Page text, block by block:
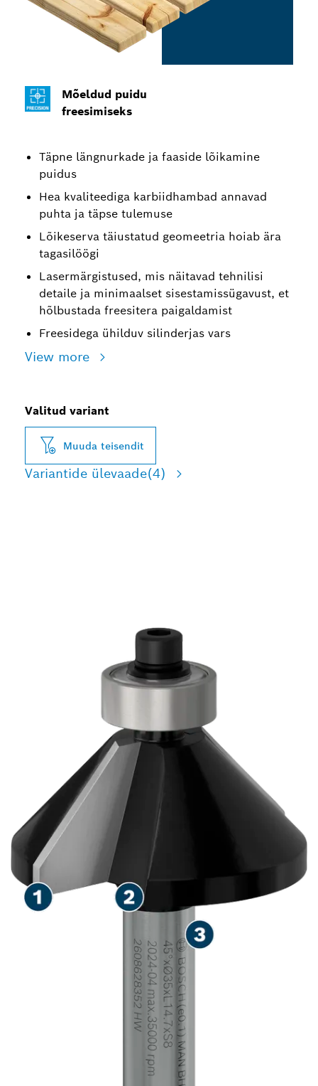
Mõeldud puidu
freesimiseks
Täpne längnurkade ja faaside lõikamine
puidus
Hea kvaliteediga karbiidhambad annavad
puhta ja täpse tulemuse
Lõikeserva täiustatud geomeetria hoiab ära
tagasilöögi
Lasermärgistused, mis näitavad tehnilisi
detaile ja minimaalset sisestamissügavust, et
hõlbustada freesitera paigaldamist
Freesidega ühilduv silinderjas vars
View more
Valitud variant
Muuda teisendit
Variantide ülevaade(4)